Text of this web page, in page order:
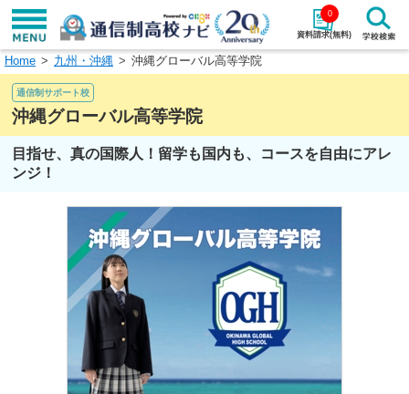
資料請求(無料)
0
学校名で探す
エリアから探す 特徴から探す
北海道・東北
北陸・甲信越
中国
九州・沖縄
Home 九州・沖縄 沖縄グローバル高等学院
通信制サポート校
沖縄グローバル高等学院
目指せ、真の国際人！留学も国内も、コースを自由にアレ
ンジ！